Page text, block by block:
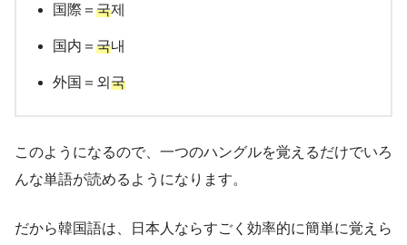
国際＝ 국제
国内＝ 국내
外国＝외 국
このようになるので、一つのハングルを覚えるだけでいろ
んな単語が読めるようになります。
だから韓国語は、日本人ならすごく効率的に簡単に覚えら